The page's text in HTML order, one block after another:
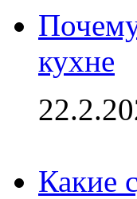
кухне
Какие